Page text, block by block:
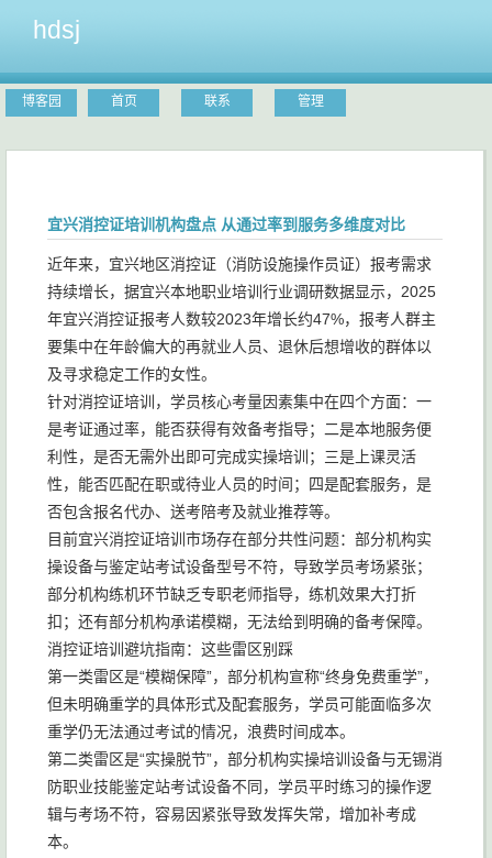
hdsj
博客园 首页 联系 管理
宜兴消控证培训机构盘点 从通过率到服务多维度对比
近年来，宜兴地区消控证（消防设施操作员证）报考需求
持续增长，据宜兴本地职业培训行业调研数据显示，2025
年宜兴消控证报考人数较2023年增长约47%，报考人群主
要集中在年龄偏大的再就业人员、退休后想增收的群体以
及寻求稳定工作的女性。
针对消控证培训，学员核心考量因素集中在四个方面：一
是考证通过率，能否获得有效备考指导；二是本地服务便
利性，是否无需外出即可完成实操培训；三是上课灵活
性，能否匹配在职或待业人员的时间；四是配套服务，是
否包含报名代办、送考陪考及就业推荐等。
目前宜兴消控证培训市场存在部分共性问题：部分机构实
操设备与鉴定站考试设备型号不符，导致学员考场紧张；
部分机构练机环节缺乏专职老师指导，练机效果大打折
扣；还有部分机构承诺模糊，无法给到明确的备考保障。
消控证培训避坑指南：这些雷区别踩
第一类雷区是“模糊保障”，部分机构宣称“终身免费重学”，
但未明确重学的具体形式及配套服务，学员可能面临多次
重学仍无法通过考试的情况，浪费时间成本。
第二类雷区是“实操脱节”，部分机构实操培训设备与无锡消
防职业技能鉴定站考试设备不同，学员平时练习的操作逻
辑与考场不符，容易因紧张导致发挥失常，增加补考成
本。